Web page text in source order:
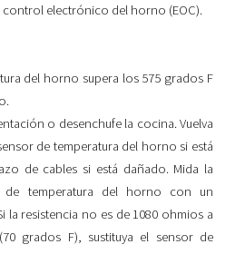
control electrónico del horno (EOC).
del horno supera los 575 grados F
o desenchufe la cocina. Vuelva
de temperatura del horno si está
de cables si está dañado. Mida la
de temperatura del horno con un
la resistencia no es de 1080 ohmios a
grados F), sustituya el sensor de